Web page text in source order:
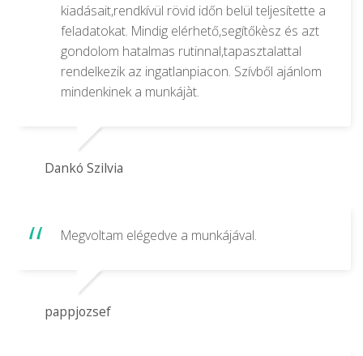
kiadásait,rendkívül rövid időn belül teljesítette a
feladatokat. Mindig elérhető,segítőkèsz és azt
gondolom hatalmas rutinnal,tapasztalattal
rendelkezik az ingatlanpiacon. Szívből ajánlom
mindenkinek a munkájàt.
Dankó Szilvia
Megvoltam elégedve a munkájával.
pappjozsef